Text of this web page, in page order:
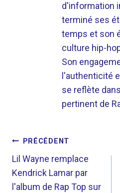
d'information
terminé ses
temps et son
culture hip-
Son
l'authenticité
se reflète
pertinent de
DE
L’ARTICLE
PRÉCÉDENT
Lil Wayne remplace
Kendrick Lamar par
l'album de Rap Top sur